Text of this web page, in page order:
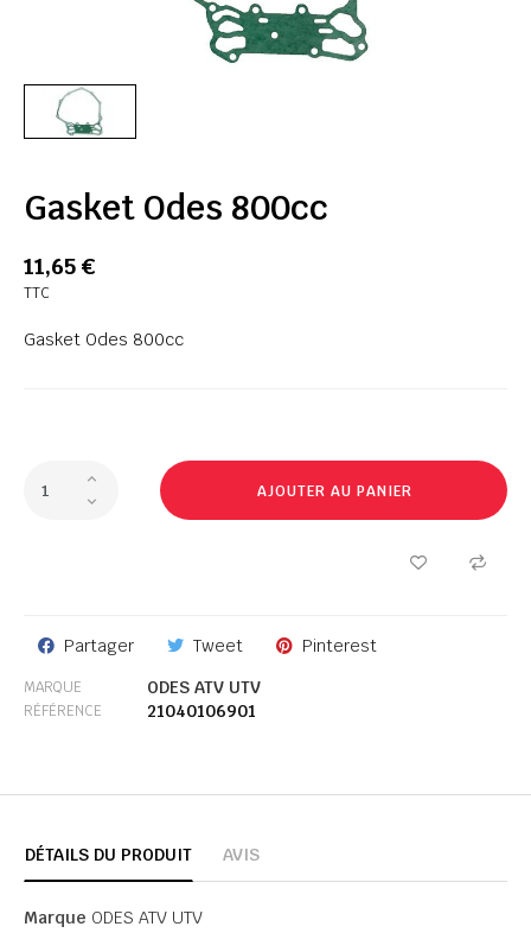
Gasket Odes 800cc
11,65 €
TTC
Gasket Odes 800cc
AJOUTER AU PANIER
Partager Tweet Pinterest
MARQUE ODES ATV UTV
RÉFÉRENCE 21040106901
DÉTAILS DU PRODUIT AVIS
Marque ODES ATV UTV